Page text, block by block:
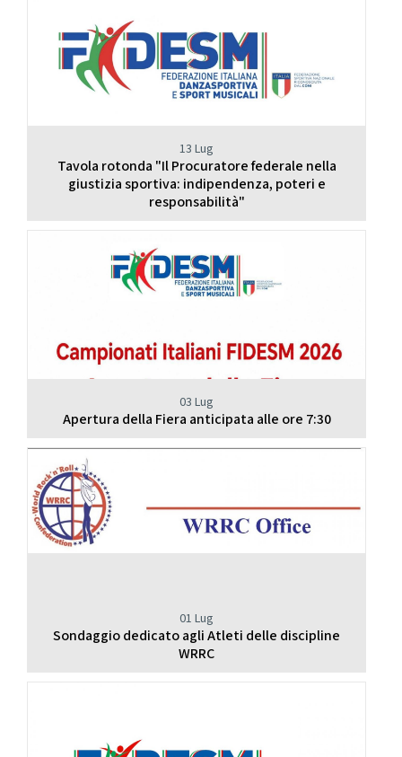
13 Lug
Tavola rotonda "Il Procuratore federale nella
giustizia sportiva: indipendenza, poteri e
responsabilità"
03 Lug
Apertura della Fiera anticipata alle ore 7:30
01 Lug
Sondaggio dedicato agli Atleti delle discipline
WRRC